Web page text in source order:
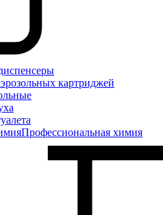
картриджей
Профессиональная химия